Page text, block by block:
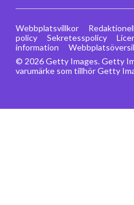
© 2026 Getty Images. Getty
varumärke som tillhör Getty
Webbplatsvillkor
Redaktionell
policy
Sekretesspolicy
information